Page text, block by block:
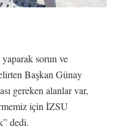
sorun ve
Başkan Günay
gereken alanlar var,
için İZSU
dedi.